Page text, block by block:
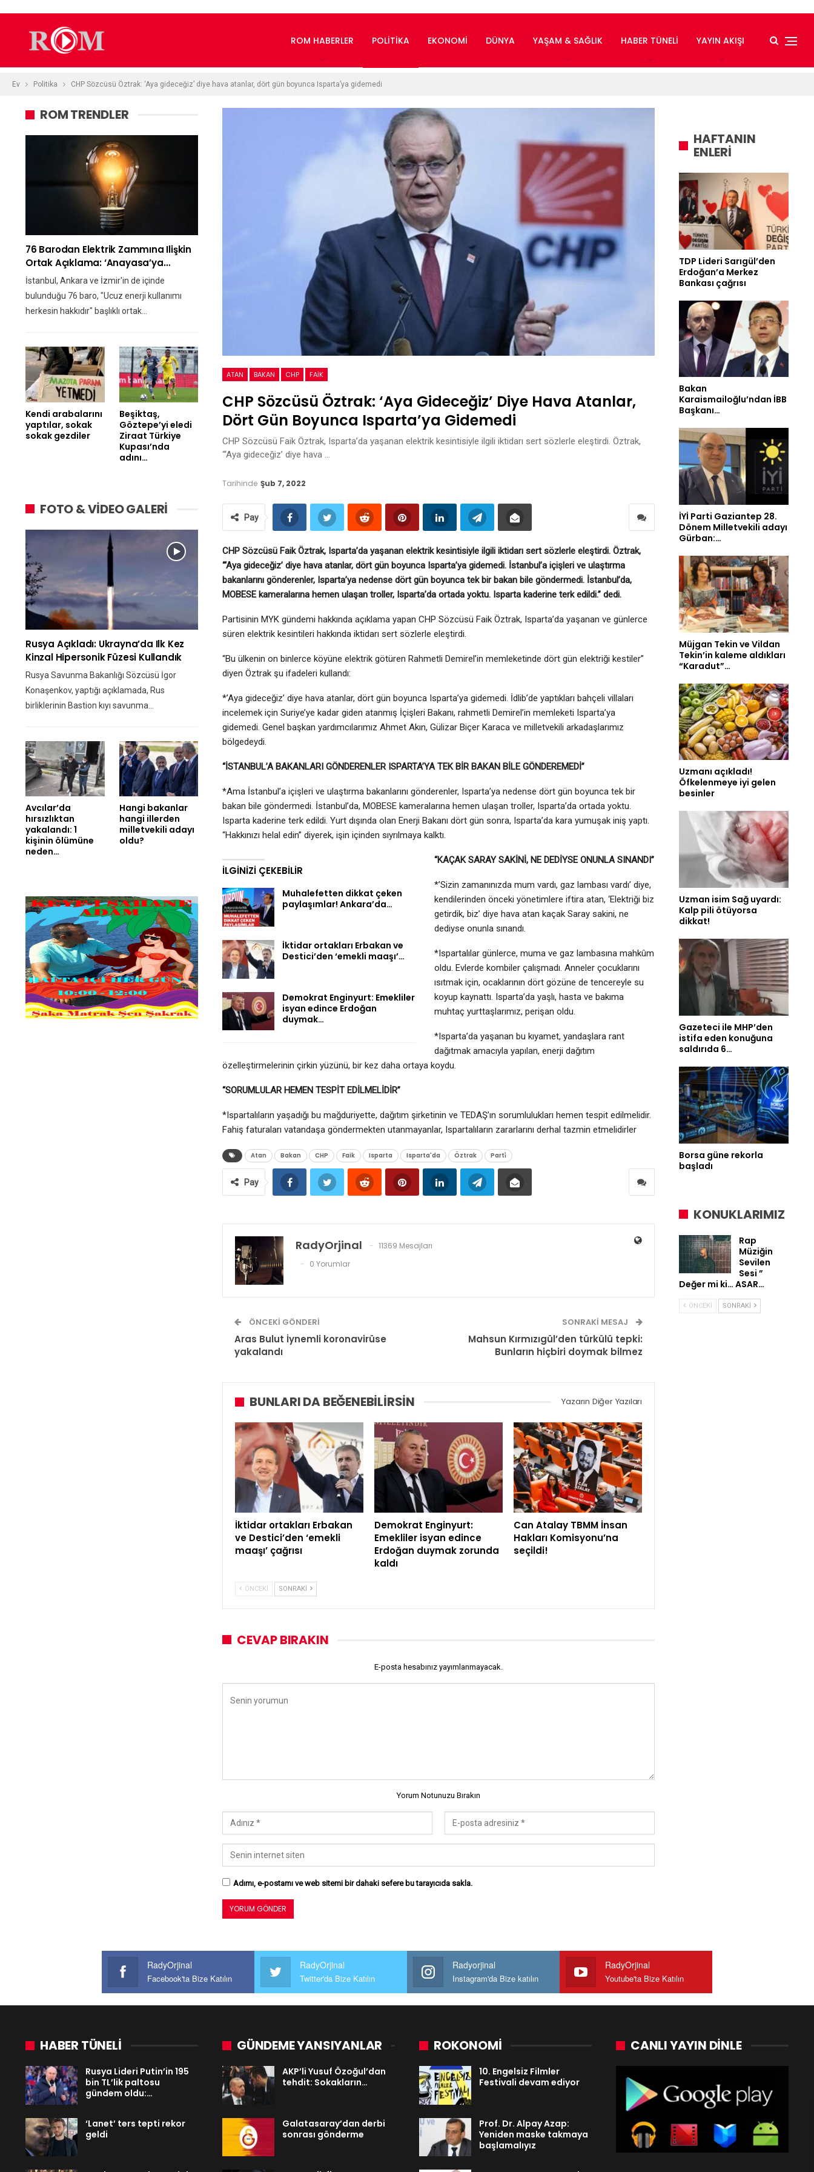
ROM HABERLER POLITIKA EKONOMI DÜNYA YAŞAM & SAĞLIK HABER TÜNELI YAYIN AKIŞI
Ev Politika CHP Sözcüsü Öztrak: ‘Aya gideceğiz’ diye hava atanlar, dört gün boyunca Isparta’ya gidemedi
ATAN BAKAN CHP FAIK
CHP Sözcüsü Öztrak: ‘Aya Gideceğiz’ Diye Hava Atanlar,
Dört Gün Boyunca Isparta’ya Gidemedi
CHP Sözcüsü Faik Öztrak, Isparta’da yaşanan elektrik kesintisiyle ilgili iktidarı sert sözlerle eleştirdi. Öztrak,
“‘Aya gideceğiz’ diye hava …
Tarihinde Şub 7, 2022
Pay
CHP Sözcüsü Faik Öztrak, Isparta’da yaşanan elektrik kesintisiyle ilgili iktidarı sert sözlerle eleştirdi. Öztrak,
“‘Aya gideceğiz’ diye hava atanlar, dört gün boyunca Isparta’ya gidemedi. İstanbul’a içişleri ve ulaştırma
bakanlarını gönderenler, Isparta’ya nedense dört gün boyunca tek bir bakan bile göndermedi. İstanbul’da,
MOBESE kameralarına hemen ulaşan troller, Isparta’da ortada yoktu. Isparta kaderine terk edildi.” dedi.
Partisinin MYK gündemi hakkında açıklama yapan CHP Sözcüsü Faik Öztrak, Isparta’da yaşanan ve günlerce
süren elektrik kesintileri hakkında iktidarı sert sözlerle eleştirdi.
“Bu ülkenin on binlerce köyüne elektrik götüren Rahmetli Demirel’in memleketinde dört gün elektriği kestiler”
diyen Öztrak şu ifadeleri kullandı:
*’Aya gideceğiz’ diye hava atanlar, dört gün boyunca Isparta’ya gidemedi. İdlib’de yaptıkları bahçeli villaları
incelemek için Suriye’ye kadar giden atanmış İçişleri Bakanı, rahmetli Demirel’in memleketi Isparta’ya
gidemedi. Genel başkan yardımcılarımız Ahmet Akın, Gülizar Biçer Karaca ve milletvekili arkadaşlarımız
bölgedeydi.
“İSTANBUL’A BAKANLARI GÖNDERENLER ISPARTA’YA TEK BİR BAKAN BİLE GÖNDEREMEDİ”
*Ama İstanbul’a içişleri ve ulaştırma bakanlarını gönderenler, Isparta’ya nedense dört gün boyunca tek bir
bakan bile göndermedi. İstanbul’da, MOBESE kameralarına hemen ulaşan troller, Isparta’da ortada yoktu.
Isparta kaderine terk edildi. Yurt dışında olan Enerji Bakanı dört gün sonra, Isparta’da kara yumuşak iniş yaptı.
“Hakkınızı helal edin” diyerek, işin içinden sıyrılmaya kalktı.
İLGINIZI ÇEKEBILIR
Muhalefetten dikkat çeken
paylaşımlar! Ankara’da…
İktidar ortakları Erbakan ve
Destici’den ‘emekli maaşı’…
Demokrat Enginyurt: Emekliler
isyan edince Erdoğan
duymak…
“KAÇAK SARAY SAKİNİ, NE DEDİYSE ONUNLA SINANDI”
*’Sizin zamanınızda mum vardı, gaz lambası vardı’ diye,
kendilerinden önceki yönetimlere iftira atan, ‘Elektriği biz
getirdik, biz’ diye hava atan kaçak Saray sakini, ne
dediyse onunla sınandı.
*Ispartalılar günlerce, muma ve gaz lambasına mahkûm
oldu. Evlerde kombiler çalışmadı. Anneler çocuklarını
ısıtmak için, ocaklarının dört gözüne de tencereyle su
koyup kaynattı. Isparta’da yaşlı, hasta ve bakıma
muhtaç yurttaşlarımız, perişan oldu.
*Isparta’da yaşanan bu kıyamet, yandaşlara rant
dağıtmak amacıyla yapılan, enerji dağıtım
özelleştirmelerinin çirkin yüzünü, bir kez daha ortaya koydu.
“SORUMLULAR HEMEN TESPİT EDİLMELİDİR”
*Ispartalıların yaşadığı bu mağduriyette, dağıtım şirketinin ve TEDAŞ’ın sorumlulukları hemen tespit edilmelidir.
Fahiş faturaları vatandaşa göndermekten utanmayanlar, Ispartalıların zararlarını derhal tazmin etmelidirler
Atan Bakan CHP Faik Isparta Isparta'da Öztrak Parti̇
Pay
RadyOrjinal
11369 Mesajları
0 Yorumlar
ÖNCEKI GÖNDERI
Aras Bulut İynemli koronavirüse
yakalandı
SONRAKI MESAJ
Mahsun Kırmızıgül’den türkülü tepki:
Bunların hiçbiri doymak bilmez
BUNLARI DA BEĞENEBILIRSIN Yazarın Diğer Yazıları
İktidar ortakları Erbakan
ve Destici’den ‘emekli
maaşı’ çağrısı
Demokrat Enginyurt:
Emekliler isyan edince
Erdoğan duymak zorunda
kaldı
Can Atalay TBMM İnsan
Hakları Komisyonu’na
seçildi!
ÖNCEKI SONRAKI
CEVAP BIRAKIN
E-posta hesabınız yayımlanmayacak.
Yorum Notunuzu Bırakın
Adımı, e-postamı ve web sitemi bir dahaki sefere bu tarayıcıda sakla.
ROM TRENDLER
76 Barodan Elektrik Zammına Ilişkin
Ortak Açıklama: ‘Anayasa’ya…
İstanbul, Ankara ve İzmir'in de içinde
bulunduğu 76 baro, "Ucuz enerji kullanımı
herkesin hakkıdır" başlıklı ortak…
Kendi arabalarını
yaptılar, sokak
sokak gezdiler
Beşiktaş,
Göztepe’yi eledi
Ziraat Türkiye
Kupası’nda
adını…
FOTO & VİDEO GALERİ
Rusya Açıkladı: Ukrayna’da Ilk Kez
Kinzal Hipersonik Füzesi Kullandık
Rusya Savunma Bakanlığı Sözcüsü İgor
Konaşenkov, yaptığı açıklamada, Rus
birliklerinin Bastion kıyı savunma…
Avcılar’da
hırsızlıktan
yakalandı: 1
kişinin ölümüne
neden…
Hangi bakanlar
hangi illerden
milletvekili adayı
oldu?
HAFTANIN
ENLERİ
TDP Lideri Sarıgül’den
Erdoğan’a Merkez
Bankası çağrısı
Bakan
Karaismailoğlu’ndan İBB
Başkanı…
İYİ Parti Gaziantep 28.
Dönem Milletvekili adayı
Gürban:…
Müjgan Tekin ve Vildan
Tekin’in kaleme aldıkları
“Karadut”…
Uzmanı açıkladı!
Öfkelenmeye iyi gelen
besinler
Uzman isim Sağ uyardı:
Kalp pili ötüyorsa
dikkat!
Gazeteci ile MHP’den
istifa eden konuğuna
saldırıda 6…
Borsa güne rekorla
başladı
KONUKLARIMIZ
Rap
Müziğin
Sevilen
Sesi ”
Değer mi ki… ASAR…
ÖNCEKI SONRAKI
RadyOrjinal
Facebook'ta Bize Katılın
RadyOrjinal
Twitter'da Bize Katılın
Radyorjinal
Instagram'da Bize katılın
RadyOrjinal
Youtube'ta Bize Katılın
HABER TÜNELİ
Rusya Lideri Putin’in 195
bin TL’lik paltosu
gündem oldu:…
‘Lanet’ ters tepti rekor
geldi
GÜNDEME YANSIYANLAR
AKP’li Yusuf Özoğul’dan
tehdit: Sokakların…
Galatasaray’dan derbi
sonrası gönderme
ROKONOMİ
10. Engelsiz Filmler
Festivali devam ediyor
Prof. Dr. Alpay Azap:
Yeniden maske takmaya
başlamalıyız
CANLI YAYIN DINLE